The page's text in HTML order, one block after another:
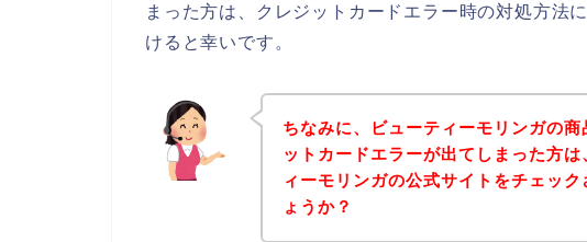
まった方は、クレジットカードエラー時の対処方法
けると幸いです。
ちなみに、ビューティーモリンガの
ットカードエラーが出てしまった方
ィーモリンガの公式サイトをチェッ
ょうか？